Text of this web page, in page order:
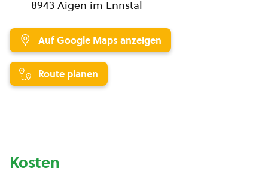
8943 Aigen im Ennstal
Auf Google Maps anzeigen
Route planen
Kosten